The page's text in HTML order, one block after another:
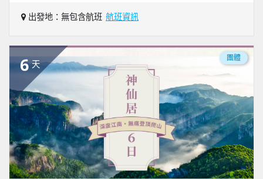
出發地：無包含航班 航班資訊
6 天
團體